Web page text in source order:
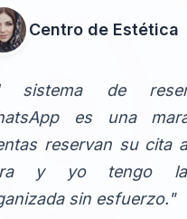
Centro de Estética
sistema de
es una
reservan su cita
y yo tengo la
sin esfuerzo."